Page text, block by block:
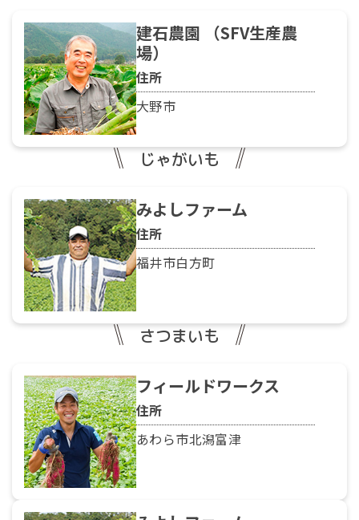
建石農園 （SFV生産農
場）
住所
大野市
じゃがいも
みよしファーム
住所
福井市白方町
さつまいも
フィールドワークス
住所
あわら市北潟富津